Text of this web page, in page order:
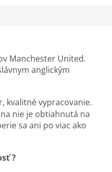
Manchester United.
anglickým
kvalitné vypracovanie.
nie je obtiahnutá na
sa ani po viac ako
?